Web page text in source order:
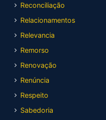
Reconciliação
Relacionamentos
Relevancia
Remorso
Renovação
Renúncia
Respeito
Sabedoria